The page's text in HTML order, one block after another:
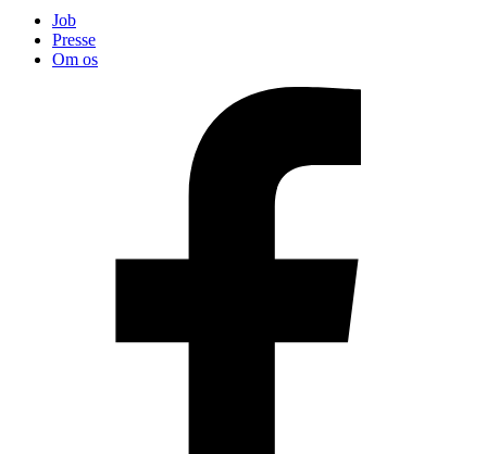
Job
Presse
Om os